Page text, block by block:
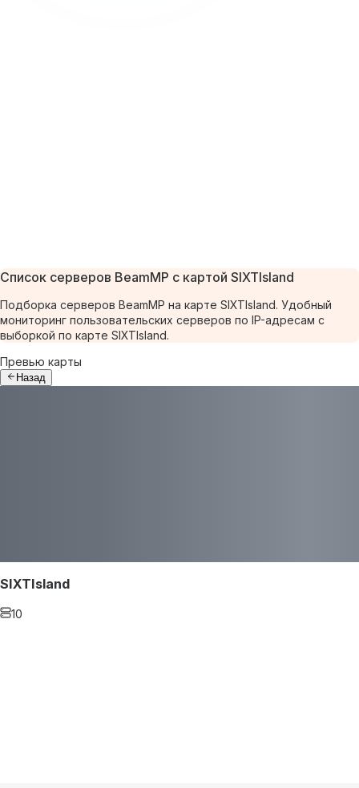
Список серверов BeamMP с картой SIXTIsland
Подборка серверов BeamMP на карте SIXTIsland. Удобный
мониторинг пользовательских серверов по IP-адресам с
выборкой по карте SIXTIsland.
Превью карты
Назад
SIXTIsland
10